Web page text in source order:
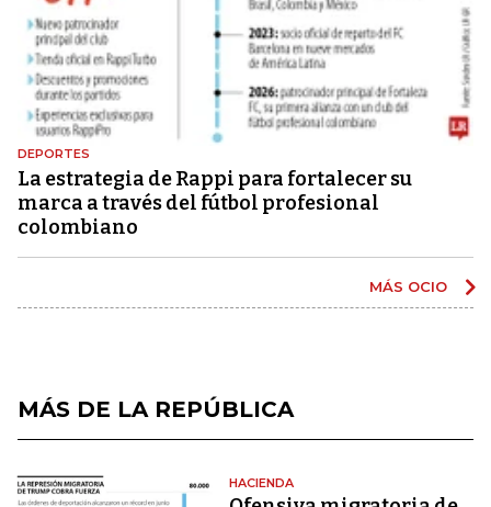
DEPORTES
La estrategia de Rappi para fortalecer su
marca a través del fútbol profesional
colombiano
MÁS OCIO
MÁS DE LA REPÚBLICA
HACIENDA